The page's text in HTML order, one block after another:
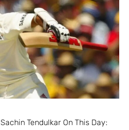
Sachin Tendulkar On This Day: